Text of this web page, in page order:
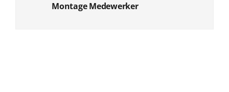
Montage Medewerker